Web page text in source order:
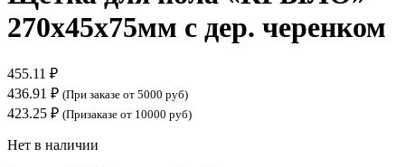
270х45х75мм с дер. черенком
455.11 ₽
436.91 ₽ (При заказе от 5000 руб)
423.25 ₽ (Призаказе от 10000 руб)
Нет в наличии